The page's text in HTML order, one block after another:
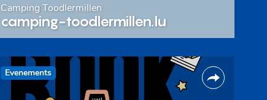
Camping Toodlermillen
camping-toodlermillen.lu
Evenements